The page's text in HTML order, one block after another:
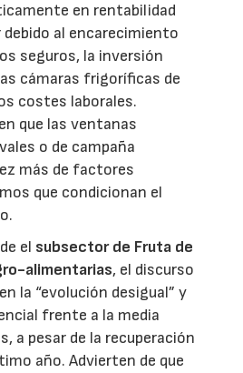
en rentabilidad
al encarecimiento
seguros, la inversión
cámaras frigoríficas de
costes laborales.
que las ventanas
o de campaña
más de factores
que condicionan el
el subsector de Fruta de
alimentarias, el discurso
la “evolución desigual” y
frente a la media
a pesar de la recuperación
año. Advierten de que